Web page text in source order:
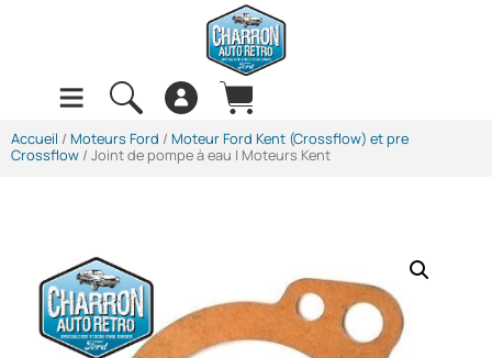
Accueil / Moteurs Ford / Moteur Ford Kent (Crossflow) et pre
Crossflow / Joint de pompe à eau | Moteurs Kent